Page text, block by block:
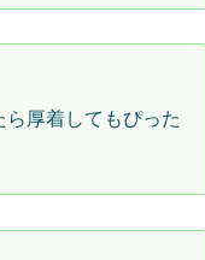
厚着してもぴった